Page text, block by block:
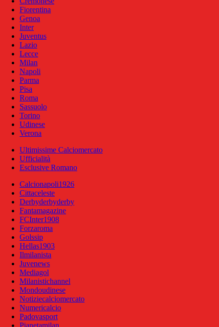
Fiorentina
Genoa
Inter
Juventus
Lazio
Lecce
Milan
Napoli
Parma
Pisa
Roma
Sassuolo
Torino
Udinese
Verona
Ultimissime Calciomercato
Ufficialità
Esclusive Romano
Calcionapoli1926
Cittaceleste
Derbyderbyderby
Fantamagazine
FCInter1908
Forzaroma
Golssip
Hellas1903
Ilmilanista
Juvenews
Mediagol
Milanistichannel
Mondoudinese
Notiziecalciomercato
Numericalcio
Padovasport
Pianetamilan